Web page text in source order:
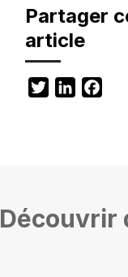
Partager
article
TwitterLinkedIn
Découvrir